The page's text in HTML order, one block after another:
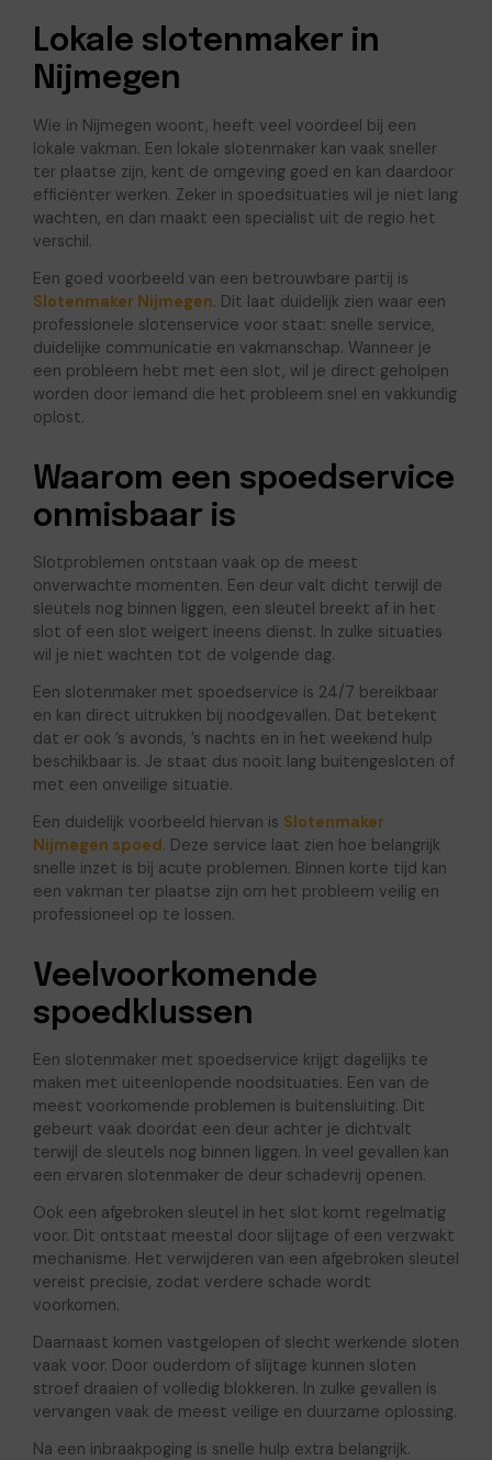
Lokale slotenmaker in
Nijmegen
Wie in Nijmegen woont, heeft veel voordeel bij een
lokale vakman. Een lokale slotenmaker kan vaak sneller
ter plaatse zijn, kent de omgeving goed en kan daardoor
efficiënter werken. Zeker in spoedsituaties wil je niet lang
wachten, en dan maakt een specialist uit de regio het
verschil.
Een goed voorbeeld van een betrouwbare partij is
Slotenmaker Nijmegen. Dit laat duidelijk zien waar een
professionele slotenservice voor staat: snelle service,
duidelijke communicatie en vakmanschap. Wanneer je
een probleem hebt met een slot, wil je direct geholpen
worden door iemand die het probleem snel en vakkundig
oplost.
Waarom een spoedservice
onmisbaar is
Slotproblemen ontstaan vaak op de meest
onverwachte momenten. Een deur valt dicht terwijl de
sleutels nog binnen liggen, een sleutel breekt af in het
slot of een slot weigert ineens dienst. In zulke situaties
wil je niet wachten tot de volgende dag.
Een slotenmaker met spoedservice is 24/7 bereikbaar
en kan direct uitrukken bij noodgevallen. Dat betekent
dat er ook ’s avonds, ’s nachts en in het weekend hulp
beschikbaar is. Je staat dus nooit lang buitengesloten of
met een onveilige situatie.
Een duidelijk voorbeeld hiervan is Slotenmaker
Nijmegen spoed. Deze service laat zien hoe belangrijk
snelle inzet is bij acute problemen. Binnen korte tijd kan
een vakman ter plaatse zijn om het probleem veilig en
professioneel op te lossen.
Veelvoorkomende
spoedklussen
Een slotenmaker met spoedservice krijgt dagelijks te
maken met uiteenlopende noodsituaties. Een van de
meest voorkomende problemen is buitensluiting. Dit
gebeurt vaak doordat een deur achter je dichtvalt
terwijl de sleutels nog binnen liggen. In veel gevallen kan
een ervaren slotenmaker de deur schadevrij openen.
Ook een afgebroken sleutel in het slot komt regelmatig
voor. Dit ontstaat meestal door slijtage of een verzwakt
mechanisme. Het verwijderen van een afgebroken sleutel
vereist precisie, zodat verdere schade wordt
voorkomen.
Daarnaast komen vastgelopen of slecht werkende sloten
vaak voor. Door ouderdom of slijtage kunnen sloten
stroef draaien of volledig blokkeren. In zulke gevallen is
vervangen vaak de meest veilige en duurzame oplossing.
Na een inbraakpoging is snelle hulp extra belangrijk.